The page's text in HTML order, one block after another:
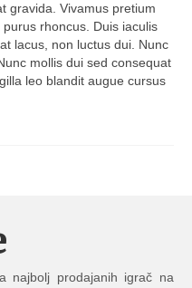
gravida. Vivamus pretium
rhoncus. Duis iaculis
lacus, non luctus dui. Nunc
mollis dui sed consequat
leo blandit augue cursus
najbolj prodajanih igrač na